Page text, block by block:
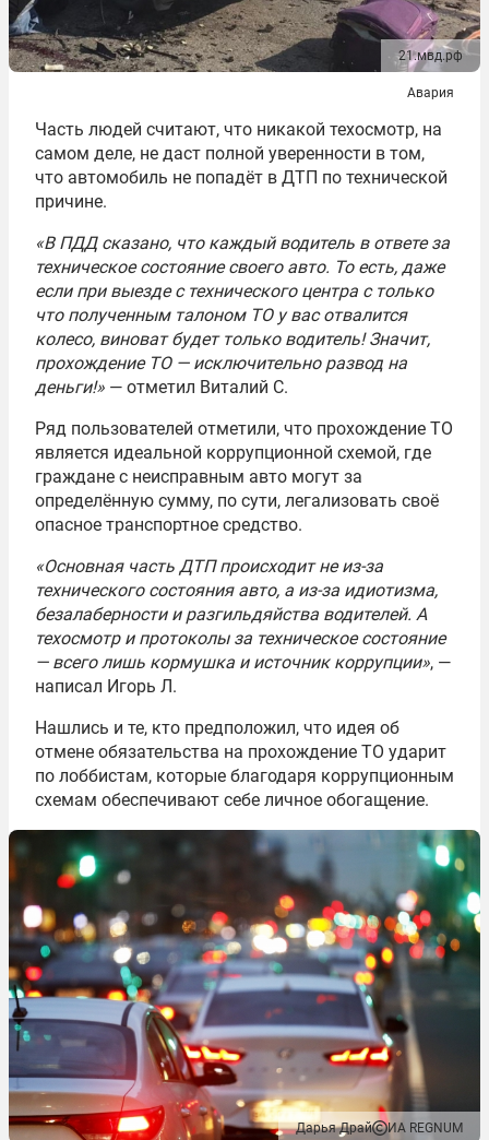
21.мвд.рф
Авария
Часть людей считают, что никакой техосмотр, на
самом деле, не даст полной уверенности в том,
что автомобиль не попадёт в ДТП по технической
причине.
«В ПДД сказано, что каждый водитель в ответе за
техническое состояние своего авто. То есть, даже
если при выезде с технического центра с только
что полученным талоном ТО у вас отвалится
колесо, виноват будет только водитель! Значит,
прохождение ТО — исключительно развод на
деньги!» — отметил Виталий С.
Ряд пользователей отметили, что прохождение ТО
является идеальной коррупционной схемой, где
граждане с неисправным авто могут за
определённую сумму, по сути, легализовать своё
опасное транспортное средство.
«Основная часть ДТП происходит не из-за
технического состояния авто, а из-за идиотизма,
безалаберности и разгильдяйства водителей. А
техосмотр и протоколы за техническое состояние
— всего лишь кормушка и источник коррупции», —
написал Игорь Л.
Нашлись и те, кто предположил, что идея об
отмене обязательства на прохождение ТО ударит
по лоббистам, которые благодаря коррупционным
схемам обеспечивают себе личное обогащение.
Дарья Драй ИА REGNUM